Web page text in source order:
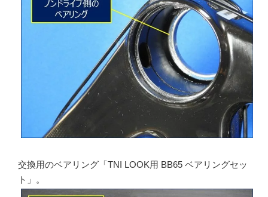
交換用のベアリング「TNI LOOK用 BB65 ベアリングセッ
ト」。